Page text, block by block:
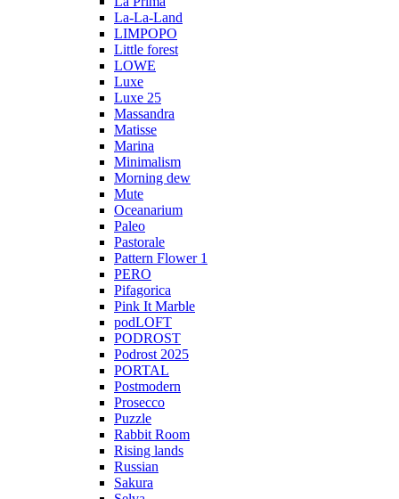
La-La-Land
LIMPOPO
Little forest
LOWE
Luxe
Luxe 25
Massandra
Matisse
Marina
Minimalism
Morning dew
Mute
Oceanarium
Paleo
Pastorale
Pattern Flower 1
PERO
Pifagorica
Pink It Marble
podLOFT
PODROST
Podrost 2025
PORTAL
Postmodern
Prosecco
Puzzle
Rabbit Room
Rising lands
Russian
Sakura